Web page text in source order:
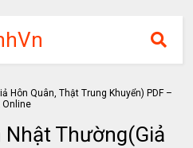
học
Nhật Thường(Giả